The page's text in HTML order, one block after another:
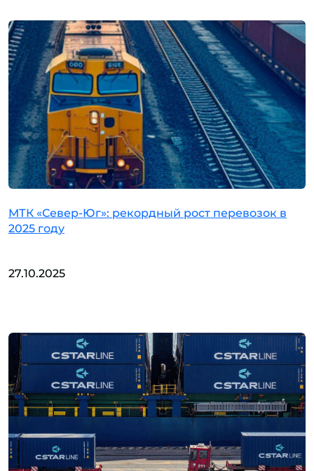
МТК «Север-Юг»: рекордный рост перевозок в
2025 году
27.10.2025